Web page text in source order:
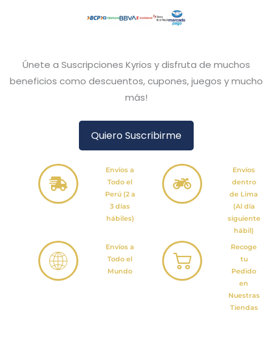
Únete a Suscripciones Kyrios y disfruta de muchos
beneficios como descuentos, cupones, juegos y mucho
más!
Quiero Suscribirme
Envíos a
Todo el
Perú (2 a
3 días
hábiles)
Envíos
dentro
de Lima
(Al día
siguiente
hábil)
Envíos a
Todo el
Mundo
Recoge
tu
Pedido
en
Nuestras
Tiendas